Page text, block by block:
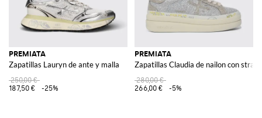
PREMIATA
Zapatillas Lauryn de ante y malla
250,00 €
187,50 €
-25%
PREMIATA
Zapatillas Claudia de nailon con strass
280,00 €
266,00 €
-5%